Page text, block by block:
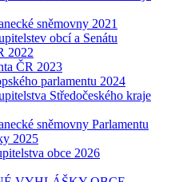
sněmovny 2021
obcí a Senátu
2022
ČR 2023
parlamentu 2024
Středočeského kraje
sněmovny Parlamentu
2025
obce 2026